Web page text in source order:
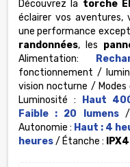
Découvrez la torche
éclairer vos aventures,
une performance
randonnées, les
Alimentation:
fonctionnement /
vision nocturne / Modes
Luminosité : Haut
Faible : 20 lumens/
Autonomie : Haut : 4
heures/ Étanche : IPX4